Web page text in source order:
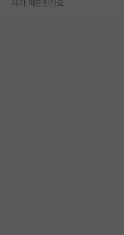
제가 예민한가요